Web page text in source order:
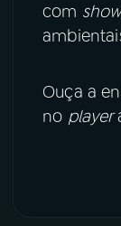
com
Ouça a
no player